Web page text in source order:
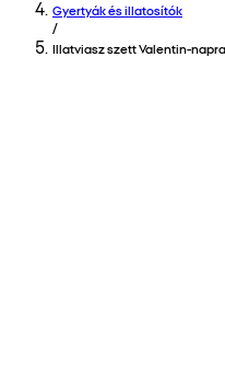
Gyertyák és illatosítók
/
Illatviasz szett Valentin-napra